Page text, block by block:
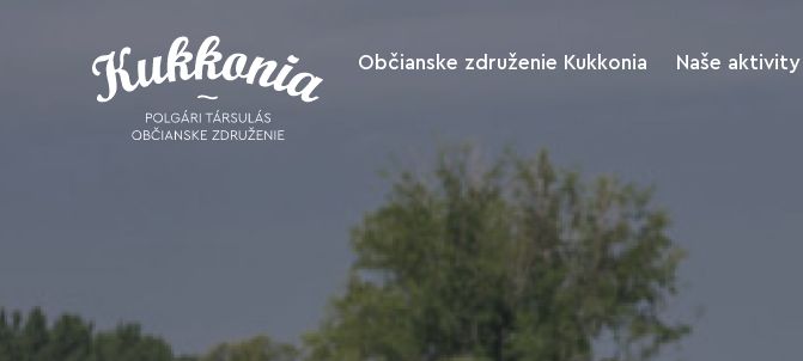
Občianske združenie Kukkonia
Ako nás podporiť
Spolupracujeme
Naše aktivity
Kukkonia kultúra a
šport
Kukkonia Green
Kukkonia Charitas